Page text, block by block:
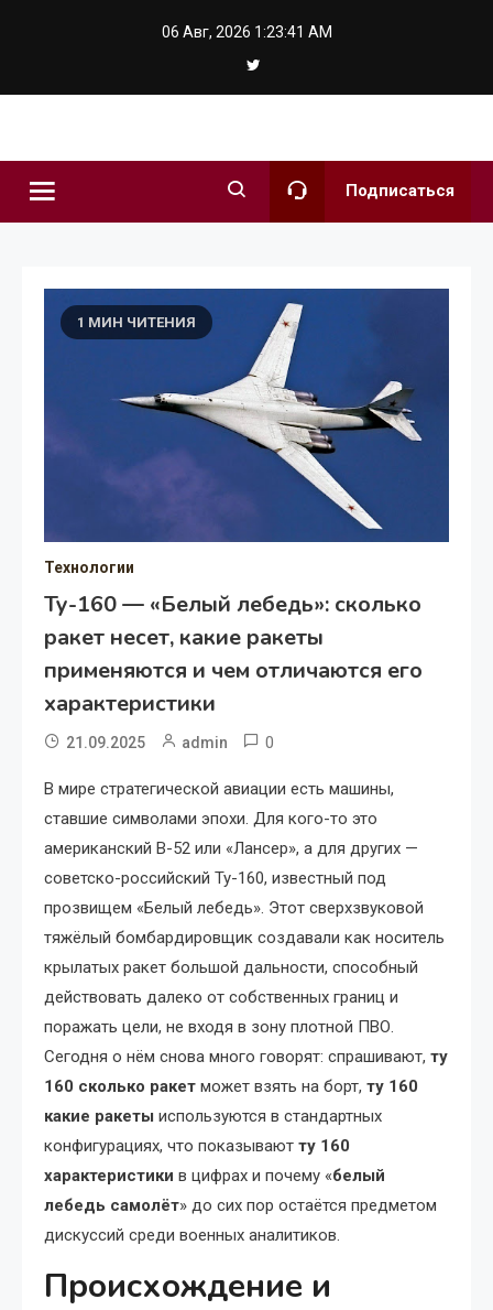
06 Авг, 2026 1:23:42 AM
Подписаться
1 МИН ЧИТЕНИЯ
Технологии
Ту-160 — «Белый лебедь»: сколько
ракет несет, какие ракеты
применяются и чем отличаются его
характеристики
21.09.2025 admin 0
В мире стратегической авиации есть машины,
ставшие символами эпохи. Для кого-то это
американский B-52 или «Лансер», а для других —
советско-российский Ту-160, известный под
прозвищем «Белый лебедь». Этот сверхзвуковой
тяжёлый бомбардировщик создавали как носитель
крылатых ракет большой дальности, способный
действовать далеко от собственных границ и
поражать цели, не входя в зону плотной ПВО.
Сегодня о нём снова много говорят: спрашивают, ту
160 сколько ракет может взять на борт, ту 160
какие ракеты используются в стандартных
конфигурациях, что показывают ту 160
характеристики в цифрах и почему «белый
лебедь самолёт» до сих пор остаётся предметом
дискуссий среди военных аналитиков.
Происхождение и